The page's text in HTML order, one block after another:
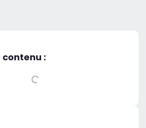
: